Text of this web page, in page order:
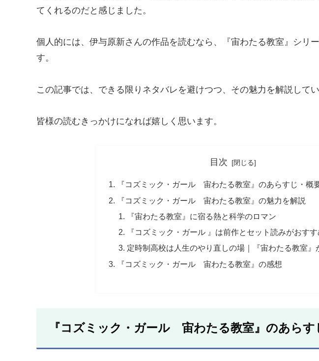
てくれるのだと感じました。
個人的には、伊与原新さんの作品を読むなら、『宙わたる教室』シリ
す。
この記事では、できる限りネタバレを避けつつ、その魅力を解説してい
皆様の読むきっかけになれば嬉しく思います。
目次
『コズミック・ガール 宙わたる教室』のあらすじ・概
『コズミック・ガール 宙わたる教室』の魅力を解説
『宙わたる教室』に宿る熱と科学のロマン
『コズミック・ガール 』は前作とセット読みがおすす
定時制高校は人生のやり直しの場｜『宙わたる教室』
『コズミック・ガール 宙わたる教室』の感想
『コズミック・ガール 宙わたる教室』のあらす